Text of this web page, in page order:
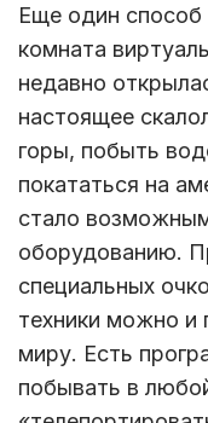
Еще один способ
комната
недавно
настоящее
горы, побыть
покататься на
стало
оборудованию.
специальных
техники можно и
миру. Есть
побывать в